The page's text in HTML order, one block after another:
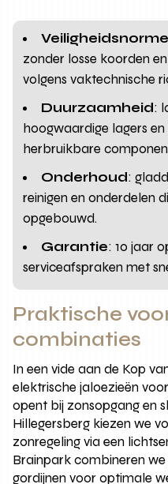
zonder losse koorden
volgens vaktechnische
Duurzaamheid:
hoogwaardige lagers
herbruikbare
Onderhoud:
reinigen en onderdelen
opgebouwd.
Garantie: 10 jaar
serviceafspraken met
Praktische
combinaties
In een vide aan de Kop
elektrische jaloezieën
opent bij zonsopgang en
Hillegersberg kiezen we
zonregeling via een
Brainpark combineren
gordijnen voor optimale